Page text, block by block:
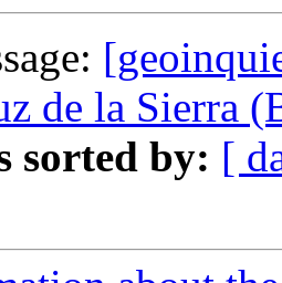
de la Sierra
sorted by: [